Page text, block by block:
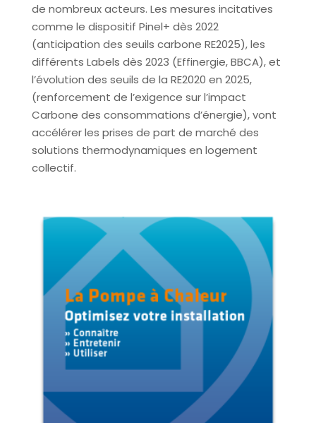
de nombreux acteurs. Les mesures incitatives
comme le dispositif Pinel+ dès 2022
(anticipation des seuils carbone RE2025), les
différents Labels dès 2023 (Effinergie, BBCA), et
l’évolution des seuils de la RE2020 en 2025,
(renforcement de l’exigence sur l’impact
Carbone des consommations d’énergie), vont
accélérer les prises de part de marché des
solutions thermodynamiques en logement
collectif.